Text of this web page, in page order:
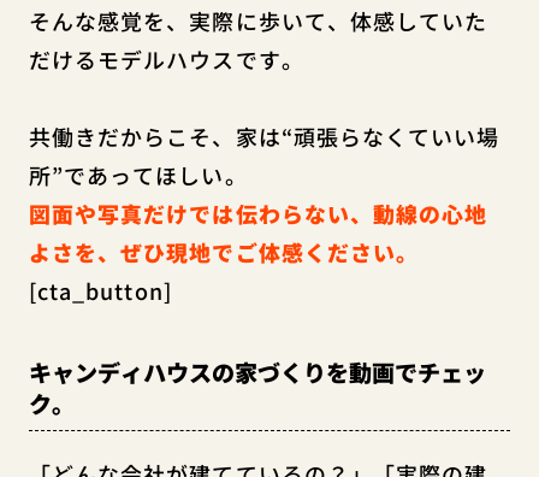
そんな感覚を、実際に歩いて、体感していた
だけるモデルハウスです。
共働きだからこそ、家は“頑張らなくていい場
所”であってほしい。
図面や写真だけでは伝わらない、動線の心地
よさを、ぜひ現地でご体感ください。
[cta_button]
キャンディハウスの家づくりを動画でチェッ
ク。